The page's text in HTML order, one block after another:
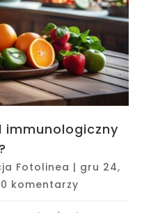
immunologiczny
Fotolinea | gru 24,
0 komentarzy